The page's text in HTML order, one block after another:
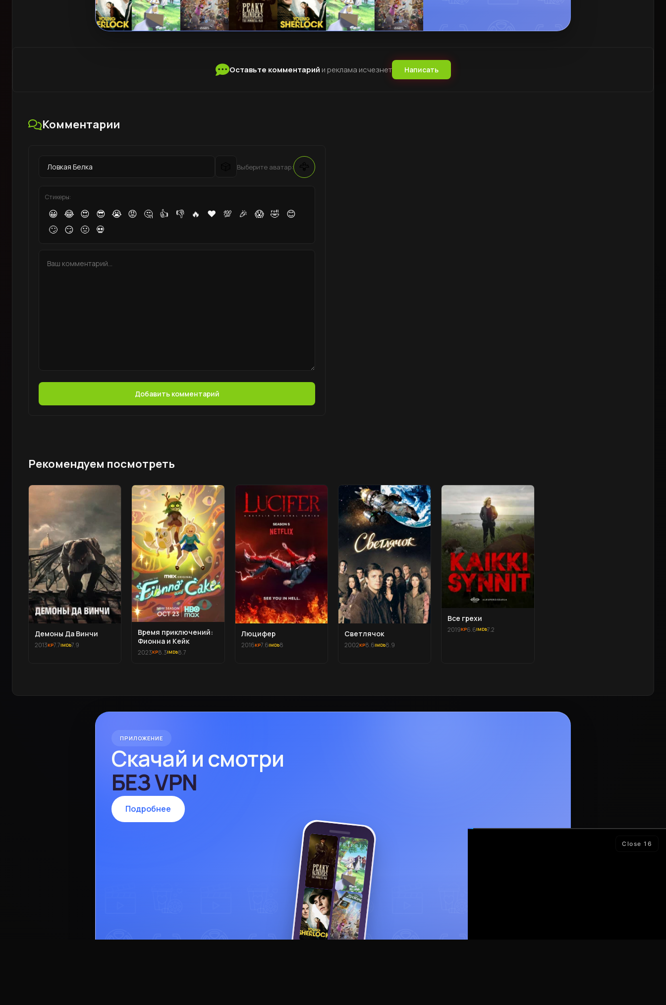
Оставьте комментарийи реклама исчезнет Написать
Комментарии
Выберите аватар:
Стикеры:
😀 😂 😍 😎 😭 😡 🤔 👍 👎 🔥 ❤️ 💯 🎉 😱 🤣
😊
🙄
😏 🤢 💀
Добавить комментарий
Рекомендуем посмотреть
Демоны Да Винчи
2013 7.7 7.9
Время приключений:
Фионна и Кейк
2023 8.3 8.7
Люцифер
2016 7.6 8
Светлячок
2002 8.6 8.9
Все грехи
2019 6.6 7.2
ПРИЛОЖЕНИЕ
Скачай и смотри
БЕЗ VPN
Подробнее
Close15